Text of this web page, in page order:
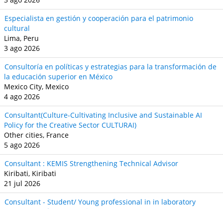
Especialista en gestión y cooperación para el patrimonio
cultural
Lima, Peru
3 ago 2026
Consultoría en políticas y estrategias para la transformación de
la educación superior en México
Mexico City, Mexico
4 ago 2026
Consultant(Culture-Cultivating Inclusive and Sustainable AI
Policy for the Creative Sector CULTURAI)
Other cities, France
5 ago 2026
Consultant : KEMIS Strengthening Technical Advisor
Kiribati, Kiribati
21 jul 2026
Consultant - Student/ Young professional in in laboratory